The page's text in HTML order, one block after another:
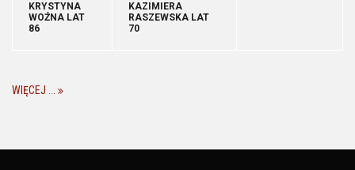
KRYSTYNA
WOŹNA LAT
86
KAZIMIERA
RASZEWSKA LAT
70
WIĘCEJ ...